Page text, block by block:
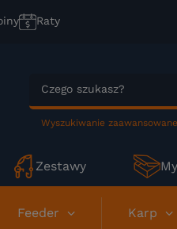
Raty
Wyszukiwanie zaawansowane
Zestawy
Feeder Karp